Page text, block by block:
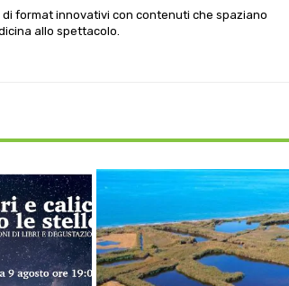
format innovativi con contenuti che spaziano
allo spettacolo.